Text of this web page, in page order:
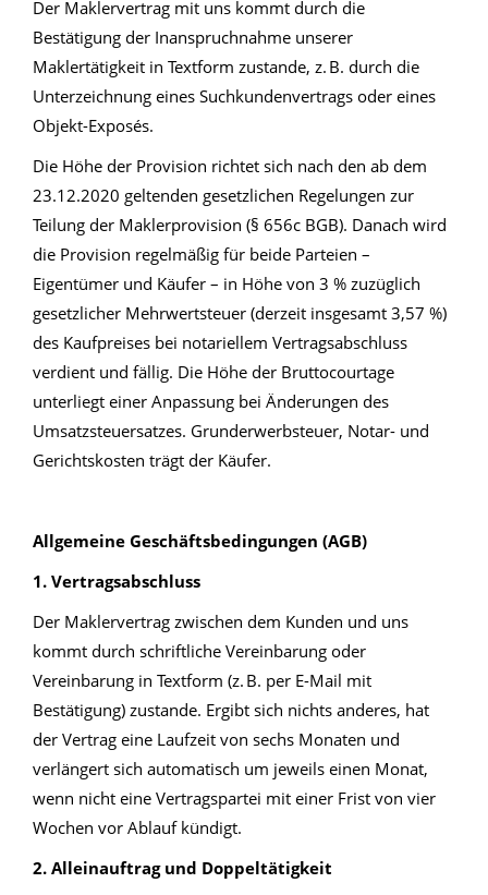
Der Maklervertrag mit uns kommt durch die
Bestätigung der Inanspruchnahme unserer
Maklertätigkeit in Textform zustande, z. B. durch die
Unterzeichnung eines Suchkundenvertrags oder eines
Objekt-Exposés.
Die Höhe der Provision richtet sich nach den ab dem
23.12.2020 geltenden gesetzlichen Regelungen zur
Teilung der Maklerprovision (§ 656c BGB). Danach wird
die Provision regelmäßig für beide Parteien –
Eigentümer und Käufer – in Höhe von 3 % zuzüglich
gesetzlicher Mehrwertsteuer (derzeit insgesamt 3,57 %)
des Kaufpreises bei notariellem Vertragsabschluss
verdient und fällig. Die Höhe der Bruttocourtage
unterliegt einer Anpassung bei Änderungen des
Umsatzsteuersatzes. Grunderwerbsteuer, Notar- und
Gerichtskosten trägt der Käufer.
Allgemeine Geschäftsbedingungen (AGB)
1. Vertragsabschluss
Der Maklervertrag zwischen dem Kunden und uns
kommt durch schriftliche Vereinbarung oder
Vereinbarung in Textform (z. B. per E-Mail mit
Bestätigung) zustande. Ergibt sich nichts anderes, hat
der Vertrag eine Laufzeit von sechs Monaten und
verlängert sich automatisch um jeweils einen Monat,
wenn nicht eine Vertragspartei mit einer Frist von vier
Wochen vor Ablauf kündigt.
2. Alleinauftrag und Doppeltätigkeit